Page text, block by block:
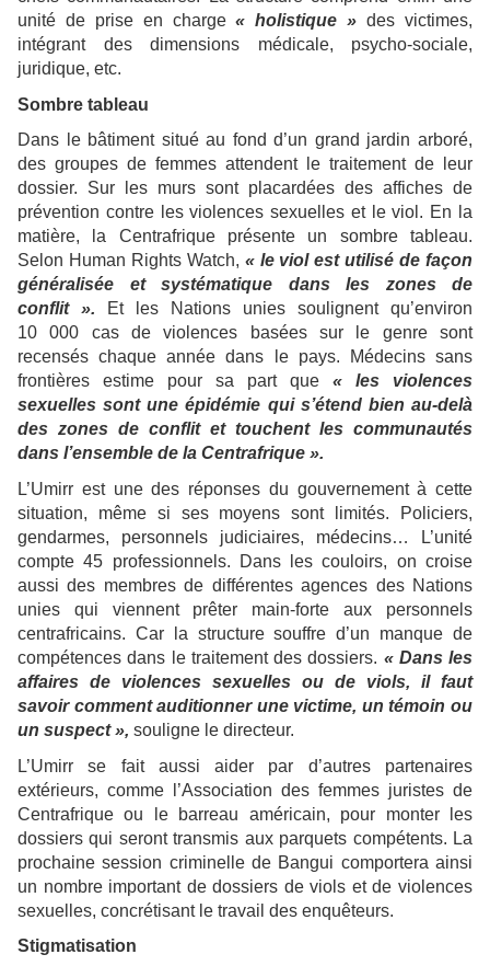
unité de prise en charge« holistique » des victimes,
intégrant des dimensions médicale, psycho-sociale,
juridique, etc.
Sombre tableau
Dans le bâtiment situé au fond d’un grand jardin arboré,
des groupes de femmes attendent le traitement de leur
dossier. Sur les murs sont placardées des affiches de
prévention contre les violences sexuelles et le viol. En la
matière, la Centrafrique présente un sombre tableau.
Selon Human Rights Watch, « le viol est utilisé de façon
généralisée et systématique dans les zones de
conflit ». Et les Nations unies soulignent qu’environ
10 000 cas de violences basées sur le genre sont
recensés chaque année dans le pays. Médecins sans
frontières estime pour sa part que « les violences
sexuelles sont une épidémie qui s’étend bien au-delà
des zones de conflit et touchent les communautés
dans l’ensemble de la Centrafrique ».
L’Umirr est une des réponses du gouvernement à cette
situation, même si ses moyens sont limités. Policiers,
gendarmes, personnels judiciaires, médecins… L’unité
compte 45 professionnels. Dans les couloirs, on croise
aussi des membres de différentes agences des Nations
unies qui viennent prêter main-forte aux personnels
centrafricains. Car la structure souffre d’un manque de
compétences dans le traitement des dossiers. « Dans les
affaires de violences sexuelles ou de viols, il faut
savoir comment auditionner une victime, un témoin ou
un suspect », souligne le directeur.
L’Umirr se fait aussi aider par d’autres partenaires
extérieurs, comme l’Association des femmes juristes de
Centrafrique ou le barreau américain, pour monter les
dossiers qui seront transmis aux parquets compétents. La
prochaine session criminelle de Bangui comportera ainsi
un nombre important de dossiers de viols et de violences
sexuelles, concrétisant le travail des enquêteurs.
Stigmatisation